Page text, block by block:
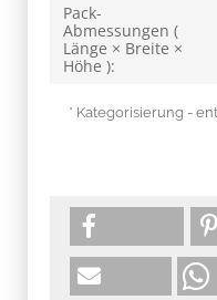
Pack-
Abmessungen (
Länge × Breite ×
Höhe ):
* Kategorisierung -